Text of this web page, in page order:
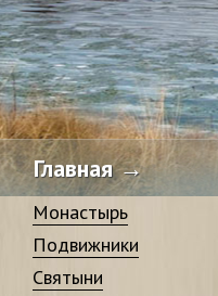
Главная →
Монастырь
Подвижники
Святыни